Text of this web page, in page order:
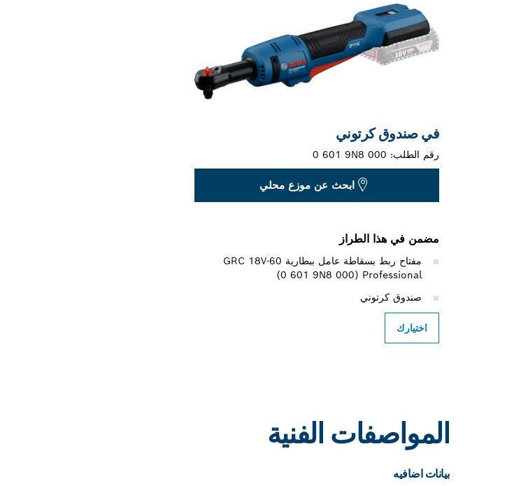
في صندوق كرتوني
رقم الطلب: 0 601 9N8 000
ابحث عن موزع محلي
مضمن في هذا الطراز
مفتاح ربط بسقاطة عامل ببطارية GRC 18V-60
Professional ‏(‎0 601 9N8 000)
صندوق كرتوني
اختيارك
المواصفات الفنية
بيانات اضافيه